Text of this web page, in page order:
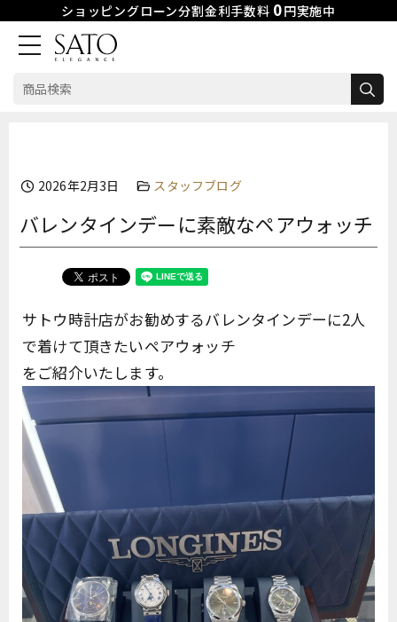
ショッピングローン分割金利手数料 0円実施中
検
2026年2月3日 スタッフブログ
バレンタインデーに素敵なペアウォッチ
サトウ時計店がお勧めするバレンタインデーに2人
で着けて頂きたいペアウォッチ
をご紹介いたします。